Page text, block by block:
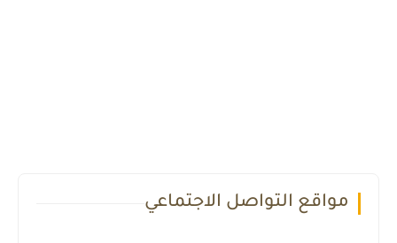
مواقع التواصل الاجتماعي